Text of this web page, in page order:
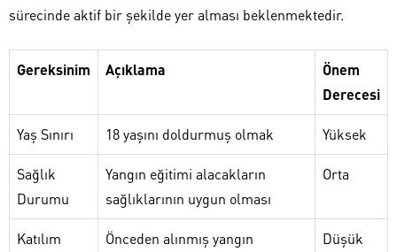
sürecinde aktif bir şekilde yer alması beklenmektedir.
Gereksinim Açıklama
Önem
Derecesi
Yaş Sınırı 18 yaşını doldurmuş olmak Yüksek
Sağlık
Durumu
Yangın eğitimi alacakların
sağlıklarının uygun olması
Orta
Katılım
Önceden alınmış yangın
Düşük